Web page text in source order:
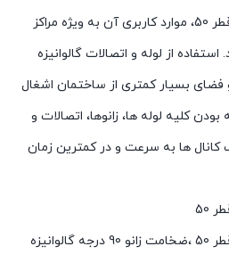
کاربرد زانو 90 درجه گالوانیزه قطر 50، موارد کاربری آن به ویژه مراکز
از لوله و اتصالات گالوانیزه
فضای بسیار کمتری از ساختمان اشغال
کلیه لوله ها، زانوها، اتصالات و
کانال ها به سرعت و در کمترین زمان
جنس زانو 90 درجه گالوانیزه قطر 50 ،ضخامت زانو 90 درجه گالوانیزه